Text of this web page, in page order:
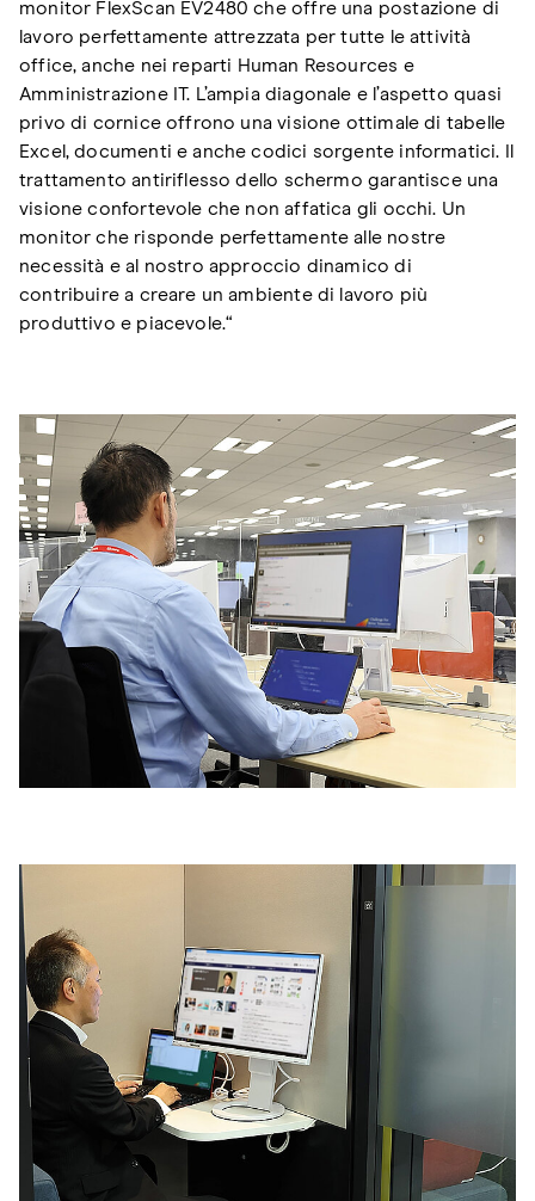
monitor FlexScan EV2480 che offre una postazione di
lavoro perfettamente attrezzata per tutte le attività
office, anche nei reparti Human Resources e
Amministrazione IT. L’ampia diagonale e l’aspetto quasi
privo di cornice offrono una visione ottimale di tabelle
Excel, documenti e anche codici sorgente informatici. Il
trattamento antiriflesso dello schermo garantisce una
visione confortevole che non affatica gli occhi. Un
monitor che risponde perfettamente alle nostre
necessità e al nostro approccio dinamico di
contribuire a creare un ambiente di lavoro più
produttivo e piacevole.“